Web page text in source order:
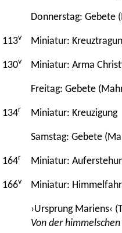
Donnerstag: Gebete
113v Miniatur:
130v Miniatur: Arma
Freitag: Gebete
134r Miniatur: Kreuzigung
Samstag: Gebete
164r Miniatur:
166v Miniatur:
›Ursprung Mariens‹
Von der